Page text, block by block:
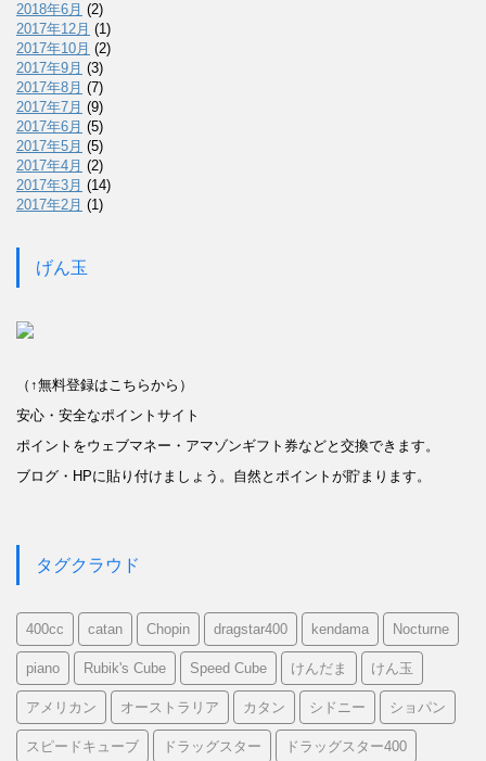
2018年6月 (2)
2017年12月 (1)
2017年10月 (2)
2017年9月 (3)
2017年8月 (7)
2017年7月 (9)
2017年6月 (5)
2017年5月 (5)
2017年4月 (2)
2017年3月 (14)
2017年2月 (1)
げん玉
（↑無料登録はこちらから）
安心・安全なポイントサイト
ポイントをウェブマネー・アマゾンギフト券などと交換できます。
ブログ・HPに貼り付けましょう。自然とポイントが貯まります。
タグクラウド
400cc catan Chopin dragstar400 kendama Nocturne
piano Rubik's Cube Speed Cube けんだま けん玉
アメリカン オーストラリア カタン シドニー ショパン
スピードキューブ ドラッグスター ドラッグスター400